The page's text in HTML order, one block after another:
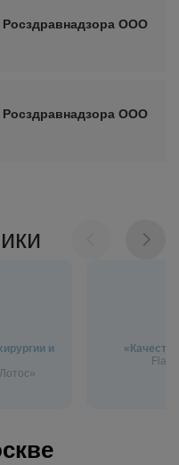
Росздравнадзора ООО
Росздравнадзора ООО
и